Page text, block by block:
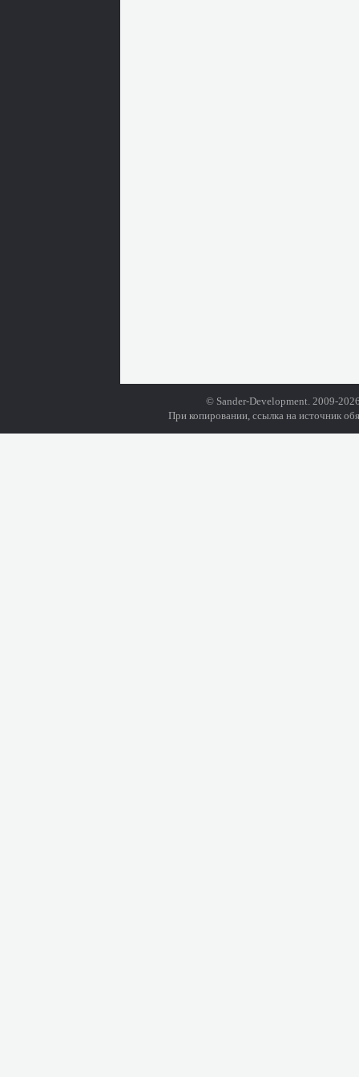
© Sander-Development. 2009-
При копировании, ссылка на источник